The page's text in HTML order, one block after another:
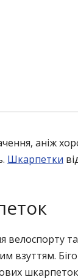
аніж
Шкарпетки
та
взуттям.